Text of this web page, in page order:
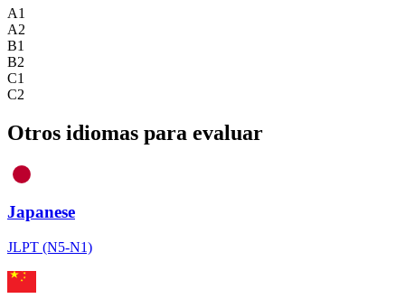
A1
A2
B1
B2
C1
C2
Otros idiomas para evaluar
Japanese
JLPT (N5-N1)